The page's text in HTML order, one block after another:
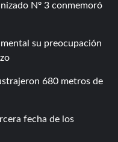
Nº 3 conmemoró
su preocupación
680 metros de
fecha de los